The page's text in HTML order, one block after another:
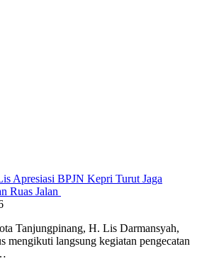
Apresiasi BPJN Kepri Turut Jaga
Ruas Jalan
Tanjungpinang, H. Lis Darmansyah,
mengikuti langsung kegiatan pengecatan